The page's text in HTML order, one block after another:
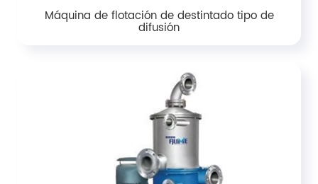
Máquina de flotación de destintado tipo de
difusión